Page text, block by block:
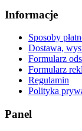
Informacje
Sposoby
Dostawa,
Formularz
Formularz
Regulamin
Polityka
Panel